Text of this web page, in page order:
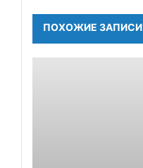
ПОХОЖИЕ ЗАПИСИ